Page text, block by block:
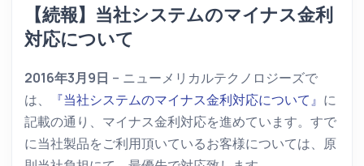
【続報】当社システムのマイナス金利
対応について
2016年3月9日 – ニューメリカルテクノロジーズで
は、
『当社システムのマイナス金利対応について』 に
記載の通り、マイナス金利対応を進めています。すで
に当社製品をご利用頂いているお客様については、原